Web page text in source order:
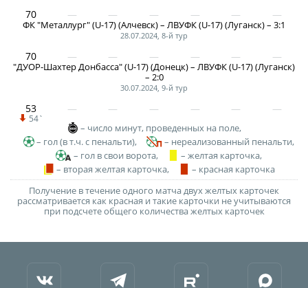
70
ФК "Металлург" (U-17) (Алчевск) – ЛВУФК (U-17) (Луганск) – 3:1
28.07.2024, 8-й тур
70
"ДУОР-Шахтер Донбасса" (U-17) (Донецк) – ЛВУФК (U-17) (Луганск)
– 2:0
30.07.2024, 9-й тур
53
54`
– число минут, проведенных на поле,
– гол (в т.ч. с пенальти),
– нереализованный пенальти,
– гол в свои ворота,
– желтая карточка,
– вторая желтая карточка,
– красная карточка
Получение в течение одного матча двух желтых карточек
рассматривается как красная и такие карточки не учитываются
при подсчете общего количества желтых карточек